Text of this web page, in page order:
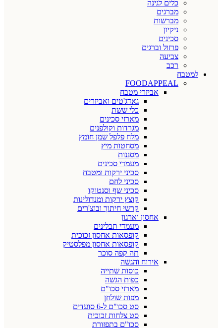
כלים לגינה
מברגים
מברשות
ניקיון
סכינים
פרזול וברגים
צביעה
רכב
למטבח
FOODAPPEAL
אביזרי מטבח
גאדג'טים ואביזרים
כלי ששת
מארזי סכינים
מגרדות וקולפנים
מלח פלפל שמן חומץ
מסחטות מיץ
מסננות
מעמדי סכינים
סכיני ירקות ומטבח
סכיני לחם
סכיני שף וסנטוקו
קוצץ ירקות ומנדולינות
קרשי חיתוך ובוצ'רים
אחסון וארגון
מעמדי תבלינים
קופסאות אחסון זכוכית
קופסאות אחסון מפלסטיק
תה קפה סוכר
אירוח והגשה
כוסות שתייה
כפות הגשה
מארזי סכו"ם
מפות שולחן
סט סכו"ם ל-6 סועדים
סט צלחות זכוכית
סכו"ם בתפזורת